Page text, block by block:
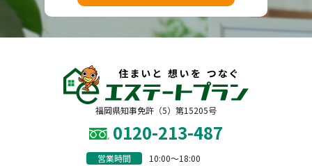
福岡県知事免許（5）第15205号
0120-213-487
営業時間 10:00〜18:00